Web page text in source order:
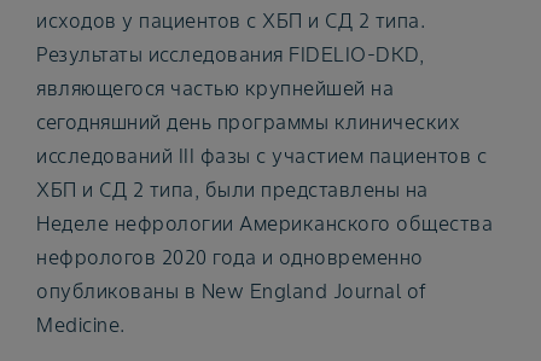
исходов у пациентов с ХБП и СД 2 типа.
Результаты исследования FIDELIO-DKD,
являющегося частью крупнейшей на
сегодняшний день программы клинических
исследований III фазы с участием пациентов с
ХБП и СД 2 типа, были представлены на
Неделе нефрологии Американского общества
нефрологов 2020 года и одновременно
опубликованы в New England Journal of
Medicine.